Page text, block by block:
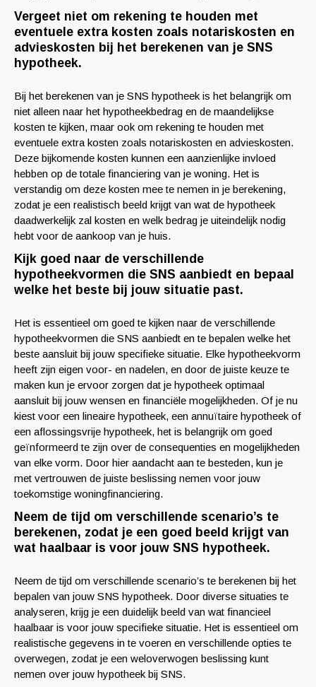
Vergeet niet om rekening te houden met
eventuele extra kosten zoals notariskosten en
advieskosten bij het berekenen van je SNS
hypotheek.
Bij het berekenen van je SNS hypotheek is het belangrijk om
niet alleen naar het hypotheekbedrag en de maandelijkse
kosten te kijken, maar ook om rekening te houden met
eventuele extra kosten zoals notariskosten en advieskosten.
Deze bijkomende kosten kunnen een aanzienlijke invloed
hebben op de totale financiering van je woning. Het is
verstandig om deze kosten mee te nemen in je berekening,
zodat je een realistisch beeld krijgt van wat de hypotheek
daadwerkelijk zal kosten en welk bedrag je uiteindelijk nodig
hebt voor de aankoop van je huis.
Kijk goed naar de verschillende
hypotheekvormen die SNS aanbiedt en bepaal
welke het beste bij jouw situatie past.
Het is essentieel om goed te kijken naar de verschillende
hypotheekvormen die SNS aanbiedt en te bepalen welke het
beste aansluit bij jouw specifieke situatie. Elke hypotheekvorm
heeft zijn eigen voor- en nadelen, en door de juiste keuze te
maken kun je ervoor zorgen dat je hypotheek optimaal
aansluit bij jouw wensen en financiële mogelijkheden. Of je nu
kiest voor een lineaire hypotheek, een annuïtaire hypotheek of
een aflossingsvrije hypotheek, het is belangrijk om goed
geïnformeerd te zijn over de consequenties en mogelijkheden
van elke vorm. Door hier aandacht aan te besteden, kun je
met vertrouwen de juiste beslissing nemen voor jouw
toekomstige woningfinanciering.
Neem de tijd om verschillende scenario’s te
berekenen, zodat je een goed beeld krijgt van
wat haalbaar is voor jouw SNS hypotheek.
Neem de tijd om verschillende scenario’s te berekenen bij het
bepalen van jouw SNS hypotheek. Door diverse situaties te
analyseren, krijg je een duidelijk beeld van wat financieel
haalbaar is voor jouw specifieke situatie. Het is essentieel om
realistische gegevens in te voeren en verschillende opties te
overwegen, zodat je een weloverwogen beslissing kunt
nemen over jouw hypotheek bij SNS.